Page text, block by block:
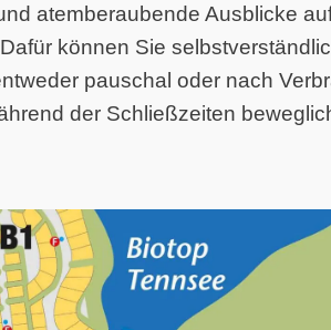
atemberaubende Ausblicke
können Sie
pauschal oder nach
der Schließzeiten